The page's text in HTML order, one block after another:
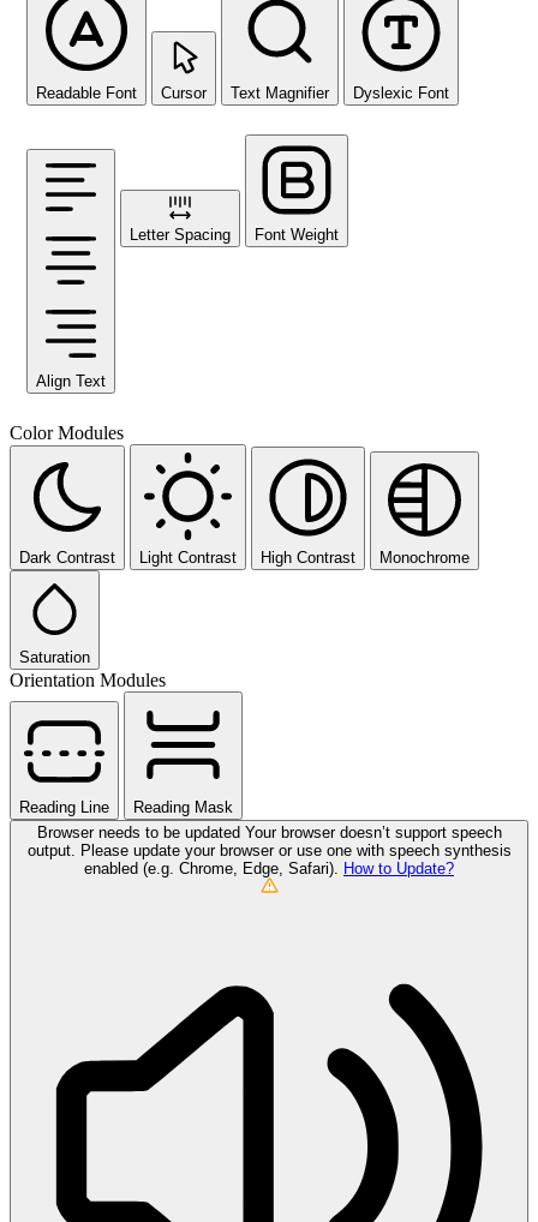
Readable Font Cursor Text Magnifier Dyslexic Font
Align Text
Letter Spacing Font Weight
Color Modules
Dark Contrast Light Contrast High Contrast Monochrome
Saturation
Orientation Modules
Reading Line
Reading Mask
Browser needs to be updated Your browser doesn’t support speech
output. Please update your browser or use one with speech synthesis
enabled (e.g. Chrome, Edge, Safari). How to Update?